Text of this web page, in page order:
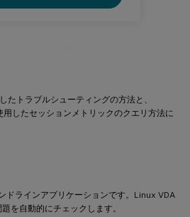
たトラブルシューティングの方法と、
用したセッションメトリックのクエリ方法に
ドラインアプリケーションです。Linux VDA
を自動的にチェックします。